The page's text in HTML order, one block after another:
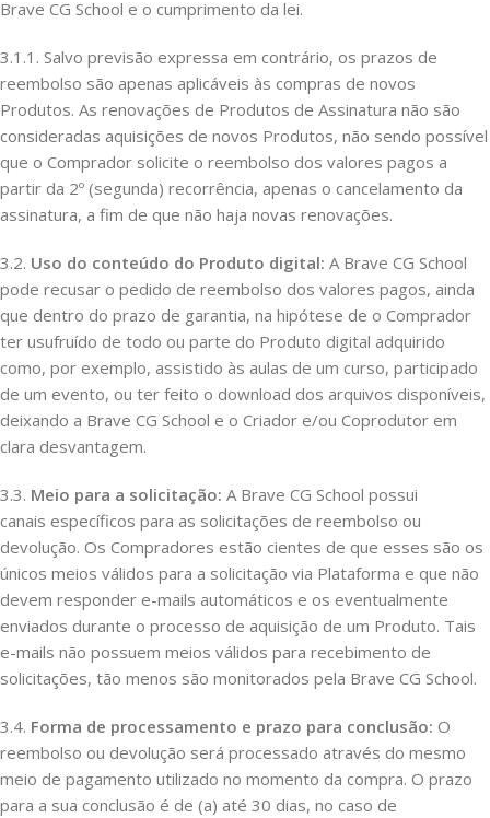
Brave CG School e o cumprimento da lei.
3.1.1. Salvo previsão expressa em contrário, os prazos de
reembolso são apenas aplicáveis às compras de novos
Produtos. As renovações de Produtos de Assinatura não são
consideradas aquisições de novos Produtos, não sendo possível
que o Comprador solicite o reembolso dos valores pagos a
partir da 2º (segunda) recorrência, apenas o cancelamento da
assinatura, a fim de que não haja novas renovações.
3.2. Uso do conteúdo do Produto digital: A Brave CG School
pode recusar o pedido de reembolso dos valores pagos, ainda
que dentro do prazo de garantia, na hipótese de o Comprador
ter usufruído de todo ou parte do Produto digital adquirido
como, por exemplo, assistido às aulas de um curso, participado
de um evento, ou ter feito o download dos arquivos disponíveis,
deixando a Brave CG School e o Criador e/ou Coprodutor em
clara desvantagem.
3.3. Meio para a solicitação: A Brave CG School possui
canais específicos para as solicitações de reembolso ou
devolução. Os Compradores estão cientes de que esses são os
únicos meios válidos para a solicitação via Plataforma e que não
devem responder e-mails automáticos e os eventualmente
enviados durante o processo de aquisição de um Produto. Tais
e-mails não possuem meios válidos para recebimento de
solicitações, tão menos são monitorados pela Brave CG School.
3.4. Forma de processamento e prazo para conclusão: O
reembolso ou devolução será processado através do mesmo
meio de pagamento utilizado no momento da compra. O prazo
para a sua conclusão é de (a) até 30 dias, no caso de